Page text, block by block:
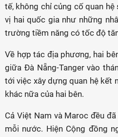
tế, không chỉ củng cố quan
vị hai quốc gia như những
trường tiềm năng có tốc độ
Về hợp tác địa phương, hai
giữa Đà Nẵng-Tanger vào
tới việc xây dựng quan hệ kết
khác nữa của hai bên.
Cả Việt Nam và Maroc đều
mỗi nước. Hiện Cộng đồng